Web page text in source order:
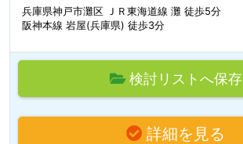
兵庫県神戸市灘区 ＪＲ東海道線 灘 徒歩5分
阪神本線 岩屋(兵庫県) 徒歩3分
検討リストへ保存
詳細を見る